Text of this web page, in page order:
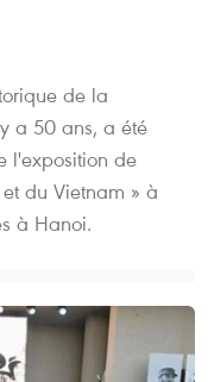
de la
a 50 ans, a été
l'exposition de
du Vietnam » à
à Hanoi.